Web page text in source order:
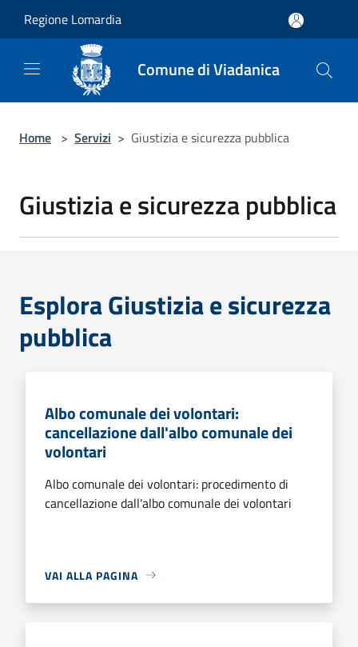
Regione Lomardia
Comune di Viadanica
Home > Servizi > Giustizia e sicurezza pubblica
Giustizia e sicurezza pubblica
Esplora Giustizia e sicurezza
pubblica
Albo comunale dei volontari:
cancellazione dall'albo comunale dei
volontari
Albo comunale dei volontari: procedimento di
cancellazione dall'albo comunale dei volontari
VAI ALLA PAGINA